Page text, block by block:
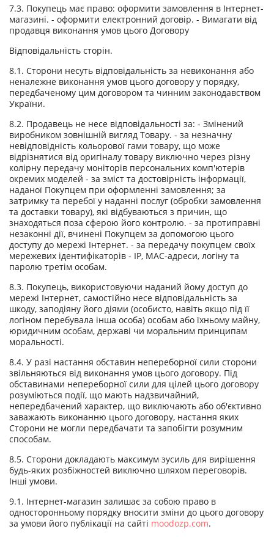
7.3. Покупець має право: оформити замовлення в Інтернет-
магазині. - оформити електронний договір. - Вимагати від
продавця виконання умов цього Договору
Відповідальність сторін.
8.1. Сторони несуть відповідальність за невиконання або
неналежне виконання умов цього договору у порядку,
передбаченому цим договором та чинним законодавством
України.
8.2. Продавець не несе відповідальності за: - Змінений
виробником зовнішній вигляд Товару. - за незначну
невідповідність кольорової гами товару, що може
відрізнятися від оригіналу товару виключно через різну
колірну передачу моніторів персональних комп'ютерів
окремих моделей - за зміст та достовірність інформації,
наданої Покупцем при оформленні замовлення; за
затримку та перебої у наданні послуг (обробки замовлення
та доставки товару), які відбуваються з причин, що
знаходяться поза сферою його контролю. - за протиправні
незаконні дії, вчинені Покупцем за допомогою цього
доступу до мережі Інтернет. - за передачу покупцем своїх
мережевих ідентифікаторів - IP, MAC-адреси, логіну та
паролю третім особам.
8.3. Покупець, використовуючи наданий йому доступ до
мережі Інтернет, самостійно несе відповідальність за
шкоду, заподіяну його діями (особисто, навіть якщо під її
логіном перебувала інша особа) особам або їхньому майну,
юридичним особам, державі чи моральним принципам
моральності.
8.4. У разі настання обставин непереборної сили сторони
звільняються від виконання умов цього договору. Під
обставинами непереборної сили для цілей цього договору
розуміються події, що мають надзвичайний,
непередбачений характер, що виключають або об'єктивно
заважають виконанню цього договору, настання яких
Сторони не могли передбачати та запобігти розумним
способам.
8.5. Сторони докладають максимум зусиль для вирішення
будь-яких розбіжностей виключно шляхом переговорів.
Інші умови.
9.1. Інтернет-магазин залишає за собою право в
односторонньому порядку вносити зміни до цього договору
за умови його публікації на сайті moodozp.com.